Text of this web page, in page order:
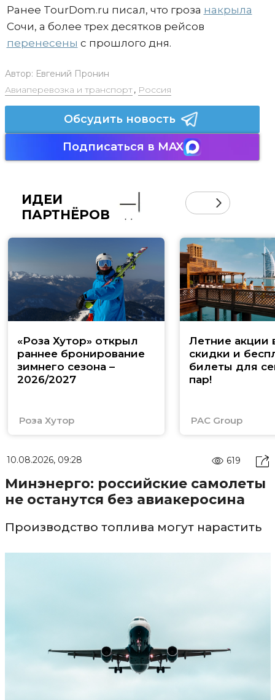
Ранее TourDom.ru писал, что гроза накрыла
Сочи, а более трех десятков рейсов
перенесены с прошлого дня.
Автор: Евгений Пронин
Авиаперевозка и транспорт, Россия
Обсудить новость
Подписаться в MAX
ИДЕИ
ПАРТНЁРОВ
«Роза Хутор» открыл
раннее бронирование
зимнего сезона –
2026/2027
Роза Хутор
Летние акции
скидки и
билеты для
пар!
PAC Group
10.08.2026, 09:28 619
Минэнерго: российские самолеты
не останутся без авиакеросина
Производство топлива могут нарастить